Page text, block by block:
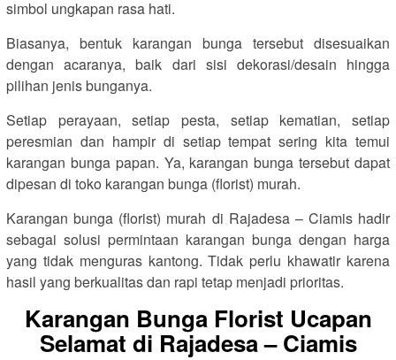
simbol ungkapan rasa hati.
Biasanya, bentuk karangan bunga tersebut disesuaikan
dengan acaranya, baik dari sisi dekorasi/desain hingga
pilihan jenis bunganya.
Setiap perayaan, setiap pesta, setiap kematian, setiap
peresmian dan hampir di setiap tempat sering kita temui
karangan bunga papan. Ya, karangan bunga tersebut dapat
dipesan di toko karangan bunga (florist) murah.
Karangan bunga (florist) murah di Rajadesa – Ciamis hadir
sebagai solusi permintaan karangan bunga dengan harga
yang tidak menguras kantong. Tidak perlu khawatir karena
hasil yang berkualitas dan rapi tetap menjadi prioritas.
Karangan Bunga Florist Ucapan
Selamat di Rajadesa – Ciamis